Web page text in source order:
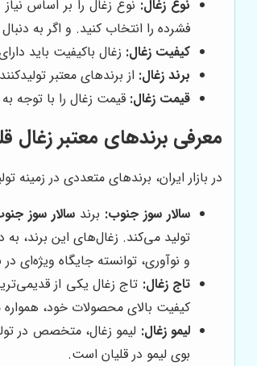
نوع زغال: نوع زغال را بر اساس
فشرده را انتخاب کنید. و اگر به
کیفیت زغال: زغال باکیفیت باید
برند زغال: از برندهای معتبر
قیمت زغال: قیمت زغال را با توجه
معرفی برندهای معتبر زغال
در بازار ایران، برندهای متعددی در
سالار سوز جنوب: برند سالار سوز
تولید می‌کند. زغال‌های این برند،
و نوآوری، توانسته جایگاه ویژه‌ای
تاج زغال: تاج زغال یکی از
کیفیت بالای محصولات خود،
لیمو زغال: لیمو زغال، متخصص در
بوی لیمو در قلیان است.